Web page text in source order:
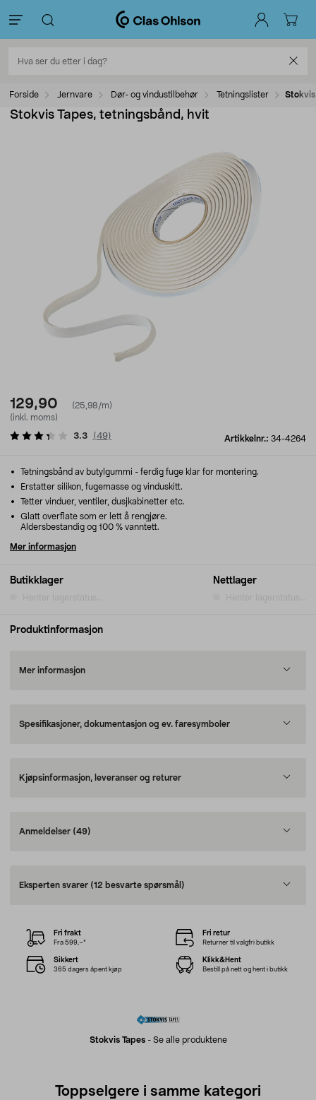
Forside Jernvare Dør- og vindustilbehør Tetningslister
Stokvis Tapes, tetningsbånd, hvit
129,90
(25,98/m)
(inkl. moms)
Artikkelnr.: 34-4264
3.3 (49)
Butikklager
Henter lagerstatus...
Nettlager
Henter lagerstatus...
Tetningsbånd av butylgummi - ferdig fuge klar for montering.
Erstatter silikon, fugemasse og vinduskitt.
Tetter vinduer, ventiler, dusjkabinetter etc.
Glatt overflate som er lett å rengjøre.
Aldersbestandig og 100 % vanntett.
Mer informasjon
Produktinformasjon
Mer informasjon
Spesifikasjoner, dokumentasjon og ev. faresymboler
Kjøpsinformasjon, leveranser og returer
Anmeldelser (49)
Eksperten svarer (12 besvarte spørsmål)
Stokvis Tapes- Se alle produktene
Fri frakt
Fra 599,–*
Fri retur
Returner til valgfri butikk
Sikkert
365 dagers åpent kjøp
Klikk&Hent
Bestill på nett og hent i butikk
Toppselgere i samme kategori